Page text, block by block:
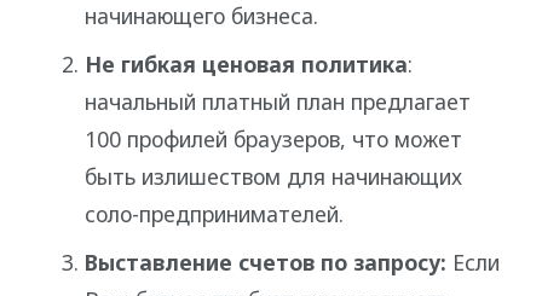
начинающего бизнеса.
Не гибкая ценовая политика:
начальный платный план предлагает
100 профилей браузеров, что может
быть излишеством для начинающих
соло-предпринимателей.
Выставление счетов по запросу: Если